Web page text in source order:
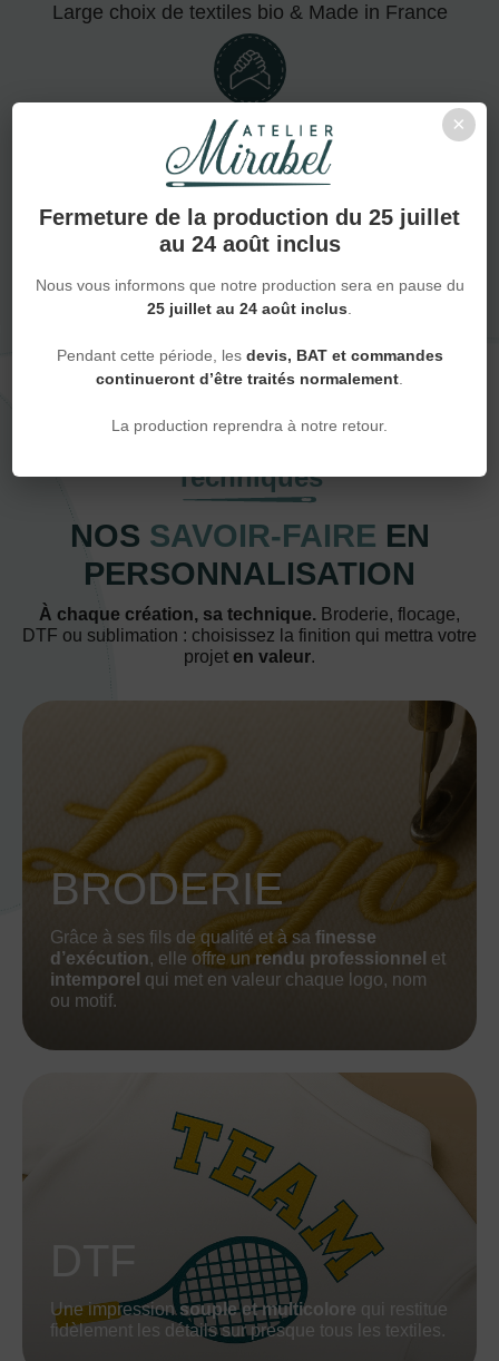
×
Fermeture de la production du 25 juillet
au 24 août inclus
Nous vous informons que notre production sera en pause du
25 juillet au 24 août inclus
Pendant cette période, les devis, BAT et commandes
continueront d’être traités normalement
La production reprendra à notre retour.
Large choix de textiles bio & Made in France
Accompagnement pro ou particulier
NOUS DÉCOUVRIR
Techniques
NOS SAVOIR-FAIRE EN
PERSONNALISATION
À chaque création, sa technique. Broderie, flocage,
DTF ou sublimation : choisissez la finition qui mettra votre
projet en valeur.
BRODERIE
Grâce à ses fils de qualité et à sa finesse
d’exécution, elle offre un rendu professionnel et
intemporel qui met en valeur chaque logo, nom
ou motif.
DTF
Une impressionsouple et multicolore qui restitue
fidèlement les détails sur presque tous les textiles.